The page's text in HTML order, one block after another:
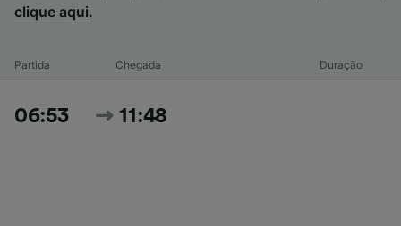
clique aqui.
Partida Chegada Duração
06:53 11:48